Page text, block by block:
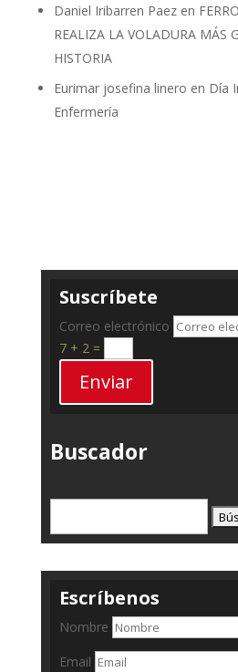
Daniel Iribarren Paezen
REALIZA LA VOLADURA MÁS
HISTORIA
Eurimar josefina linero en Día
Enfermería
Suscríbete
Correo electrónico
7 + 2=
Enviar
Buscador
Escríbenos
Nombre
Email